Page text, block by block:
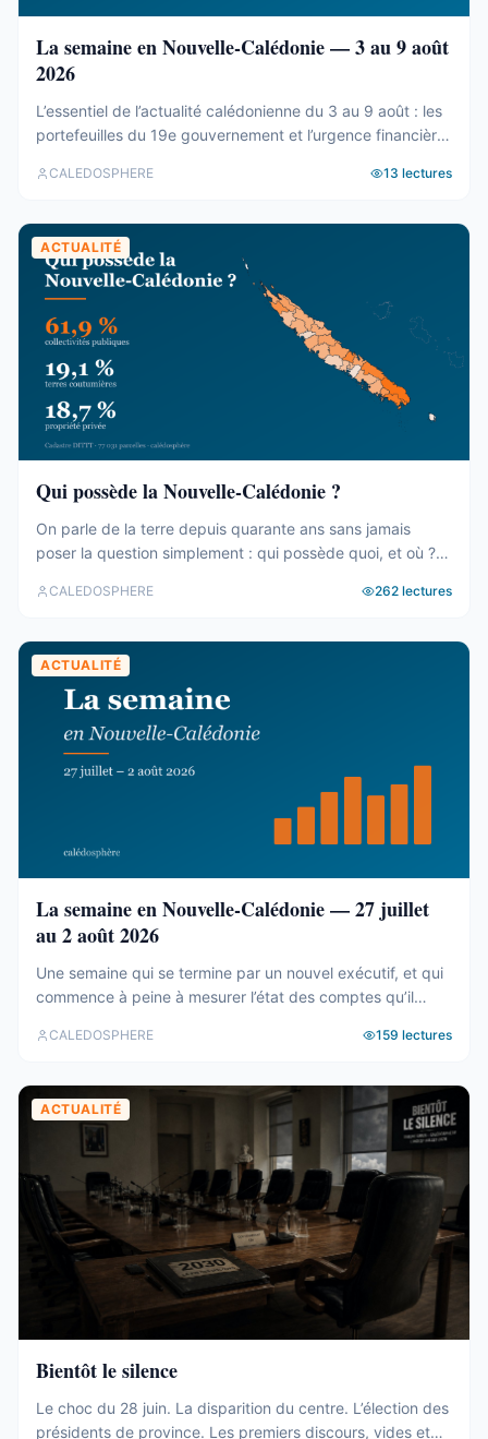
La semaine en Nouvelle-Calédonie — 3 au 9 août
2026
L’essentiel de l’actualité calédonienne du 3 au 9 août : les
portefeuilles du 19e gouvernement et l’urgence financière,
Mont-Dore, le Betico en panne et le Forum du Pacifique
CALEDOSPHERE 13 lectures
ACTUALITÉ
Qui possède la Nouvelle-Calédonie ?
On parle de la terre depuis quarante ans sans jamais
poser la question simplement : qui possède quoi, et où ?
agrégé ses 77 031 parcelles. Le résultat tient en trois
CALEDOSPHERE 262 lectures
ACTUALITÉ
La semaine en Nouvelle-Calédonie — 27 juillet
au 2 août 2026
Une semaine qui se termine par un nouvel exécutif, et qui
commence à peine à mesurer l’état des comptes qu’il
gouvernement, et des comptes qui coincent C’est fait. Le
gouvernement ont été élus au Congrès (abonnés), ...
CALEDOSPHERE 159 lectures
ACTUALITÉ
Bientôt le silence
Le choc du 28 juin. La disparition du centre. L’élection des
présidents de province. Les premiers discours, vides et